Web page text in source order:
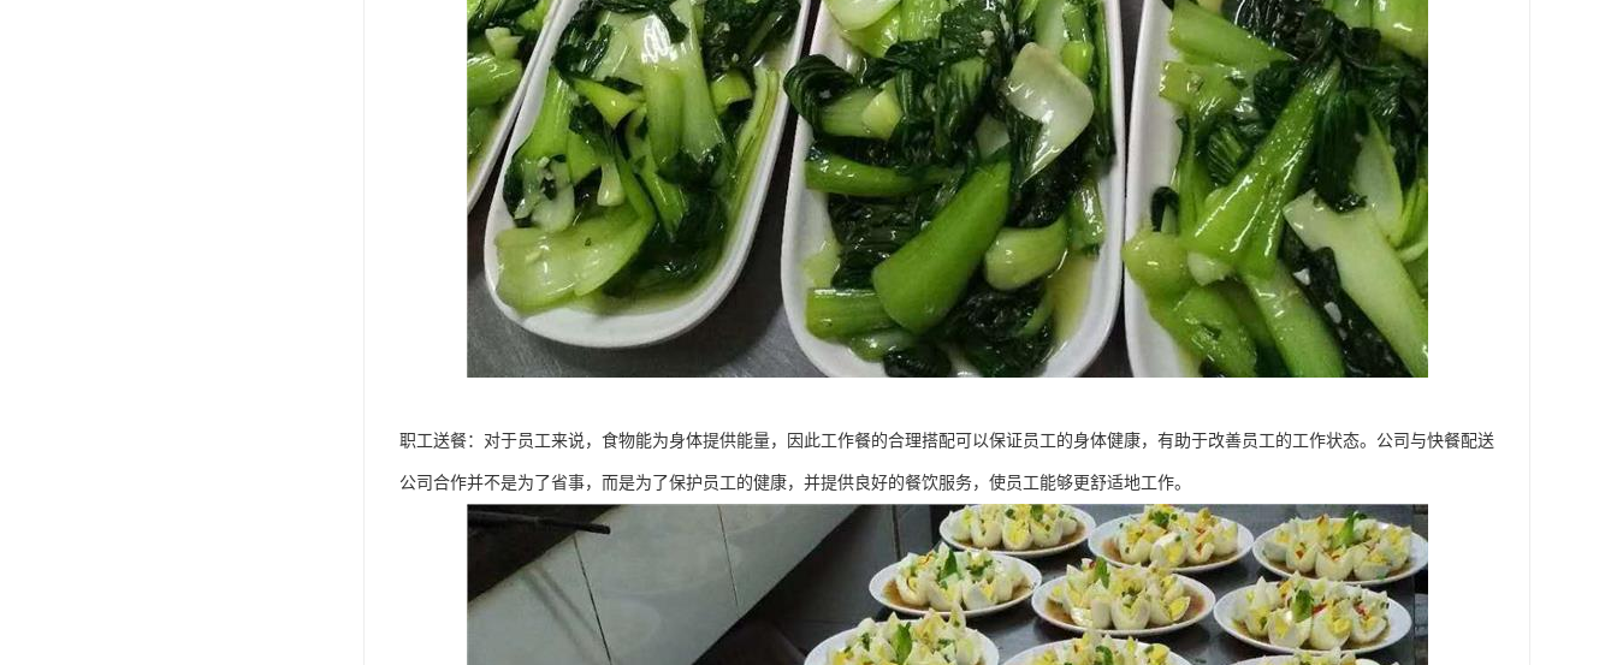
职工送餐：对于员工来说，食物能为身体提供能量，因此工作餐的合理搭配可以保证员工的身体健康，有助于改善员工的工作状态。公司与快餐配送
公司合作并不是为了省事，而是为了保护员工的健康，并提供良好的餐饮服务，使员工能够更舒适地工作。